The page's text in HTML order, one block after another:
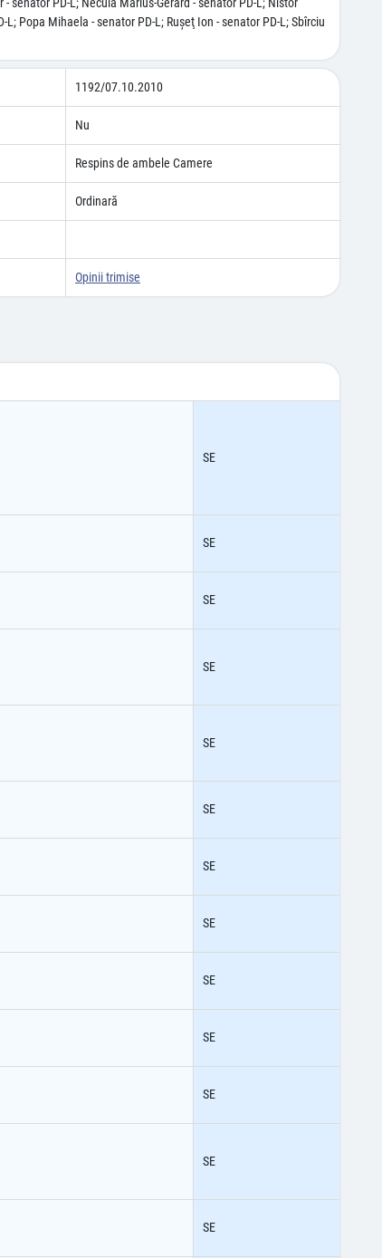
Popa Mihaela - senator PD-L; Ruşeţ Ion - senator PD-L; Sbîrciu
1192/07.10.2010
Nu
Respins de ambele Camere
Ordinară
Opinii trimise
SE
SE
SE
SE
SE
SE
SE
SE
SE
SE
SE
SE
SE